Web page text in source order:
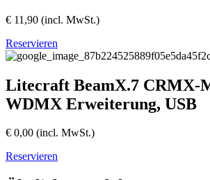
€ 11,90 (incl. MwSt.)
Reservieren
Litecraft BeamX.7 CRMX-
WDMX Erweiterung, USB
€ 0,00 (incl. MwSt.)
Reservieren